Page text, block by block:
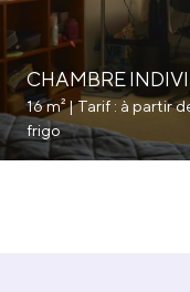
CHAMBRE
16 m² | Tarif : à partir
frigo